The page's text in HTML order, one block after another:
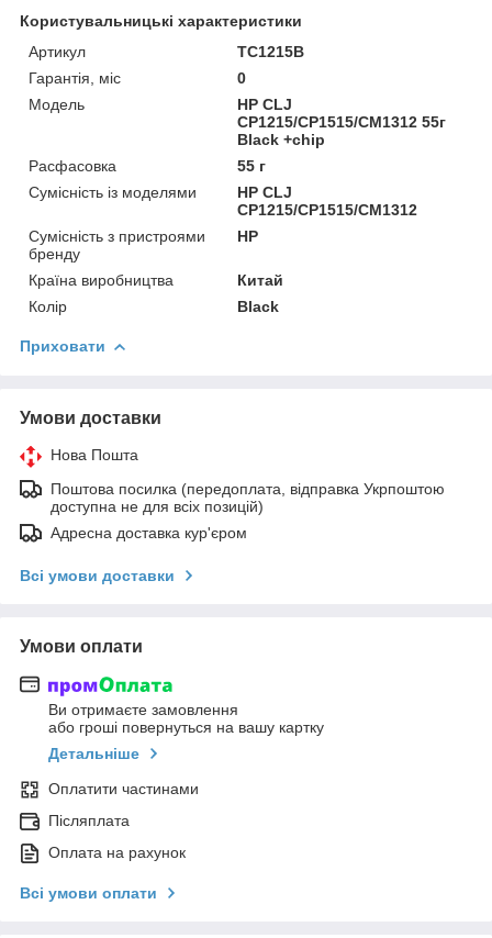
Користувальницькі характеристики
Артикул
TC1215B
Гарантія, міс
0
Мoдель
HP CLJ
CP1215/CP1515/CM1312 55г
Black +chip
Расфасовка
55 г
Сумісність із моделями
HP CLJ
CP1215/CP1515/CM1312
Сумісність з пристроями
бренду
HP
Країна виробництва
Китай
Колір
Black
Приховати
Умови доставки
Нова Пошта
Поштова посилка (передоплата, відправка Укрпоштою
доступна не для всіх позицій)
Адресна доставка кур'єром
Всі умови доставки
Умови оплати
Ви отримаєте замовлення
або гроші повернуться на вашу картку
Детальніше
Оплатити частинами
Післяплата
Оплата на рахунок
Всі умови оплати